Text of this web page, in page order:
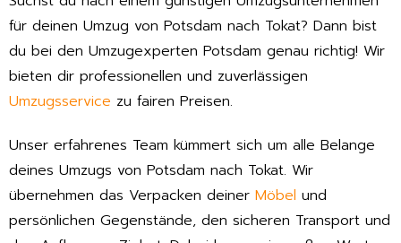
für deinen Umzug von Potsdam nach Tokat? Dann bist
du bei den Umzugexperten Potsdam genau richtig! Wir
bieten dir professionellen und zuverlässigen
Umzugsservice zu fairen Preisen.
Unser erfahrenes Team kümmert sich um alle Belange
deines Umzugs von Potsdam nach Tokat. Wir
übernehmen das Verpacken deiner Möbel und
persönlichen Gegenstände, den sicheren Transport und